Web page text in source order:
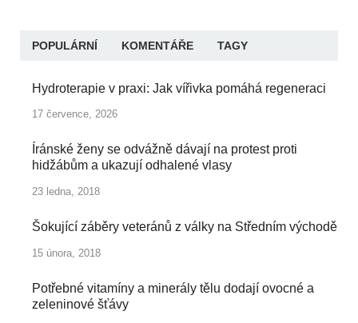
POPULÁRNÍ KOMENTÁŘE TAGY
Hydroterapie v praxi: Jak vířivka pomáhá regeneraci
17 července, 2026
Íránské ženy se odvážně dávají na protest proti
hidžábům a ukazují odhalené vlasy
23 ledna, 2018
Šokující záběry veteránů z války na Středním východě
15 února, 2018
Potřebné vitamíny a minerály tělu dodají ovocné a
zeleninové šťávy